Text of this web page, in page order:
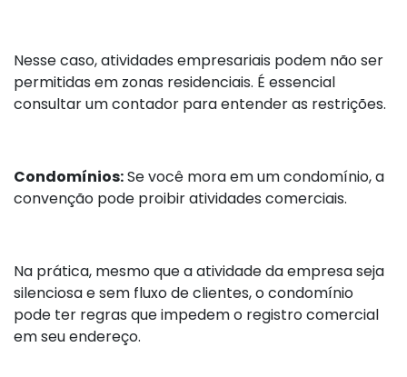
Nesse caso, atividades empresariais podem não ser
permitidas em zonas residenciais. É essencial
consultar um contador para entender as restrições.
Condomínios:Se você mora em um condomínio, a
convenção pode proibir atividades comerciais.
Na prática, mesmo que a atividade da empresa seja
silenciosa e sem fluxo de clientes, o condomínio
pode ter regras que impedem o registro comercial
em seu endereço.